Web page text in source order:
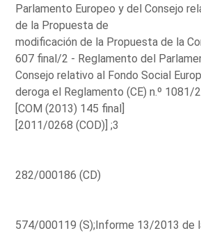
Parlamento Europeo y del Consejo
de la Propuesta de
modificación de la Propuesta de la
607 final/2 - Reglamento del
Consejo relativo al Fondo Social
deroga el Reglamento (CE) n.º 1081/
[COM (2013) 145 final]
[2011/0268 (COD)] ;3
282/000186 (CD)
574/000119 (S);Informe 13/2013 de